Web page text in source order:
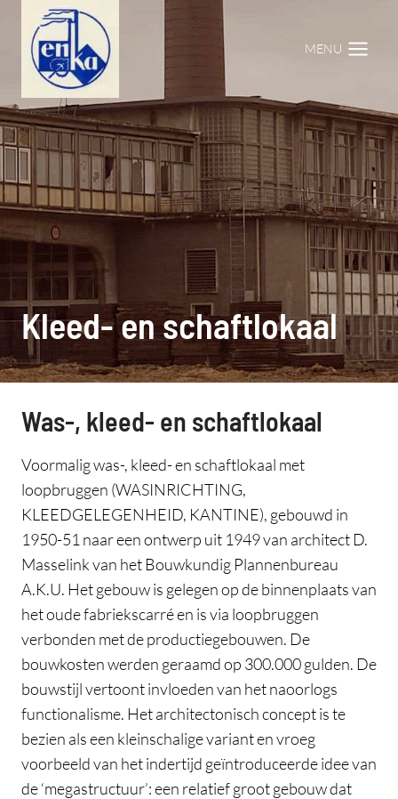
Doorgaan
inhoud
MENU
Kleed- en schaftlokaal
Was-, kleed- en schaftlokaal
Voormalig was-, kleed- en schaftlokaal met
loopbruggen (WASINRICHTING,
KLEEDGELEGENHEID, KANTINE), gebouwd in
1950-51 naar een ontwerp uit 1949 van architect D.
Masselink van het Bouwkundig Plannenbureau
A.K.U. Het gebouw is gelegen op de binnenplaats van
het oude fabriekscarré en is via loopbruggen
verbonden met de productiegebouwen. De
bouwkosten werden geraamd op 300.000 gulden. De
bouwstijl vertoont invloeden van het naoorlogs
functionalisme. Het architectonisch concept is te
bezien als een kleinschalige variant en vroeg
voorbeeld van het indertijd geïntroduceerde idee van
de ‘megastructuur’: een relatief groot gebouw dat